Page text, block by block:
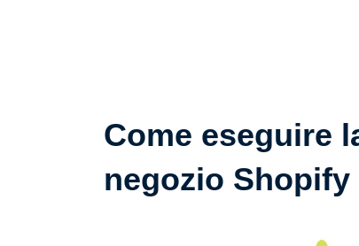
Come eseguire
negozio Shopify